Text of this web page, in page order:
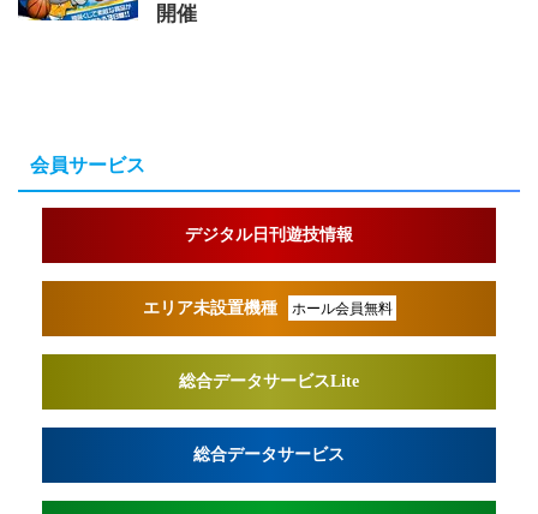
開催
会員サービス
デジタル日刊遊技情報
エリア未設置機種 ホール会員無料
総合データサービスLite
総合データサービス